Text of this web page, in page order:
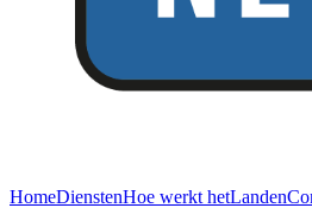
HomeDienstenHoe werkt hetLanden